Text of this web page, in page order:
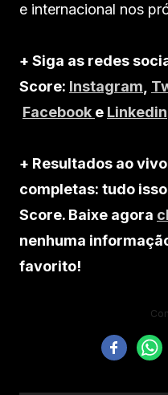
e internacional nos
+ Siga as redes
Score: Instagram
Facebook e Linkedin
+ Resultados ao
completas: tudo
Score. Baixe agora
nenhuma
favorito!